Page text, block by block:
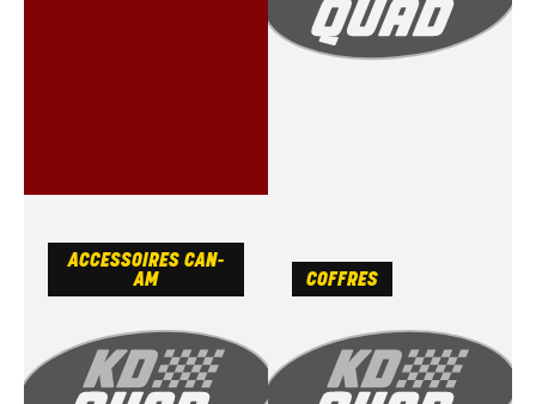
ACCESSOIRES CAN-
AM
COFFRES